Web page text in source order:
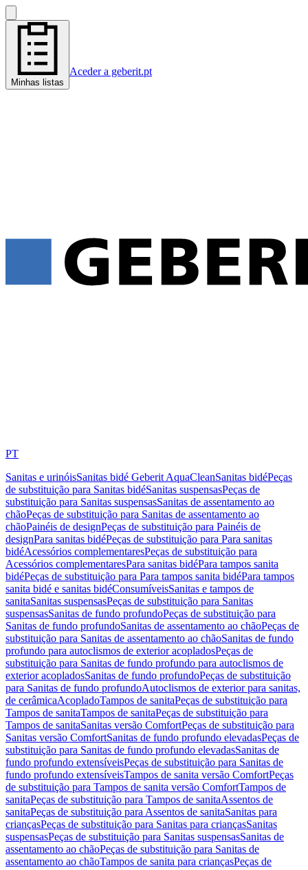
Minhas listas
Aceder a geberit.pt
PT
Sanitas e urinóisSanitas bidé Geberit AquaCleanSanitas bidéPeças
de substituição para Sanitas bidéSanitas suspensasPeças de
substituição para Sanitas suspensasSanitas de assentamento ao
chãoPeças de substituição para Sanitas de assentamento ao
chãoPainéis de designPeças de substituição para Painéis de
designPara sanitas bidéPeças de substituição para Para sanitas
bidéAcessórios complementaresPeças de substituição para
Acessórios complementaresPara sanitas bidéPara tampos sanita
bidéPeças de substituição para Para tampos sanita bidéPara tampos
sanita bidé e sanitas bidéConsumíveisSanitas e tampos de
sanitaSanitas suspensasPeças de substituição para Sanitas
suspensasSanitas de fundo profundoPeças de substituição para
Sanitas de fundo profundoSanitas de assentamento ao chãoPeças de
substituição para Sanitas de assentamento ao chãoSanitas de fundo
profundo para autoclismos de exterior acopladosPeças de
substituição para Sanitas de fundo profundo para autoclismos de
exterior acopladosSanitas de fundo profundoPeças de substituição
para Sanitas de fundo profundoAutoclismos de exterior para sanitas,
de cerâmicaAcopladoTampos de sanitaPeças de substituição para
Tampos de sanitaTampos de sanitaPeças de substituição para
Tampos de sanitaSanitas versão ComfortPeças de substituição para
Sanitas versão ComfortSanitas de fundo profundo elevadasPeças de
substituição para Sanitas de fundo profundo elevadasSanitas de
fundo profundo extensíveisPeças de substituição para Sanitas de
fundo profundo extensíveisTampos de sanita versão ComfortPeças
de substituição para Tampos de sanita versão ComfortTampos de
sanitaPeças de substituição para Tampos de sanitaAssentos de
sanitaPeças de substituição para Assentos de sanitaSanitas para
criançasPeças de substituição para Sanitas para criançasSanitas
suspensasPeças de substituição para Sanitas suspensasSanitas de
assentamento ao chãoPeças de substituição para Sanitas de
assentamento ao chãoTampos de sanita para criançasPeças de